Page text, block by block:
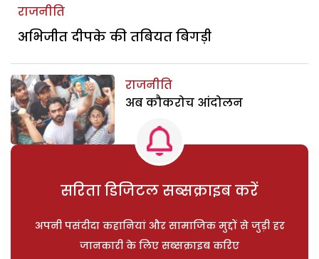
राजनीति
अभिजीत दीपके की तबियत बिगड़ी
राजनीति
अब कौकरोच आंदोलन
सरिता डिजिटल सब्सक्राइब करें
अपनी पसंदीदा कहानियां और सामाजिक मुद्दों से जुड़ी हर
जानकारी के लिए सब्सक्राइब करिए